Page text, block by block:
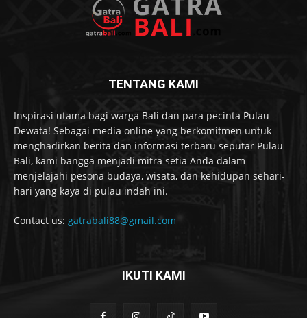
TENTANG KAMI
Inspirasi utama bagi warga Bali dan para pecinta Pulau
Dewata! Sebagai media online yang berkomitmen untuk
menghadirkan berita dan informasi terbaru seputar Pulau
Bali, kami bangga menjadi mitra setia Anda dalam
menjelajahi pesona budaya, wisata, dan kehidupan sehari-
hari yang kaya di pulau indah ini.
Contact us: gatrabali88@gmail.com
IKUTI KAMI